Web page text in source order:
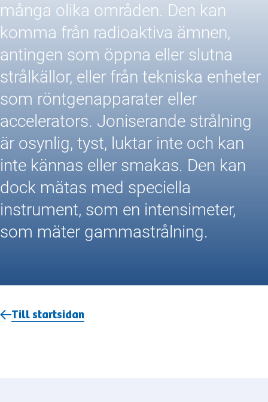
många olika områden. Den kan
komma från radioaktiva ämnen,
antingen som öppna eller slutna
strålkällor, eller från tekniska enheter
som röntgenapparater eller
accelerators. Joniserande strålning
är osynlig, tyst, luktar inte och kan
inte kännas eller smakas. Den kan
dock mätas med speciella
instrument, som en intensimeter,
som mäter gammastrålning.
Till startsidan